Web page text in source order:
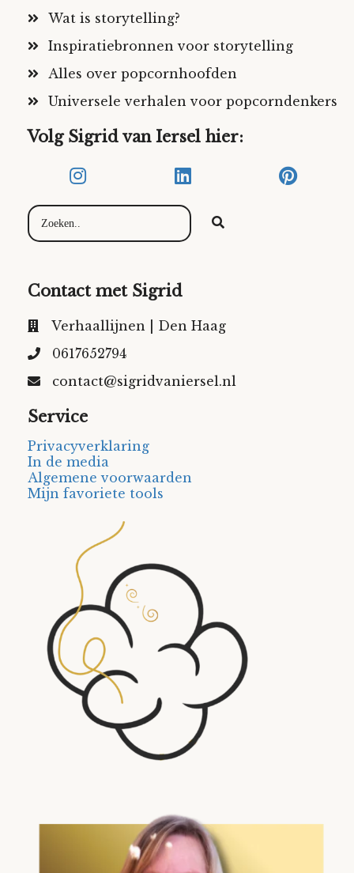
Wat is storytelling?
Inspiratiebronnen voor storytelling
Alles over popcornhoofden
Universele verhalen voor popcorndenkers
Volg Sigrid van Iersel hier:
Contact met Sigrid
Verhaallijnen | Den Haag
0617652794
contact@sigridvaniersel.nl
Service
Privacyverklaring
In de media
Algemene voorwaarden
Mijn favoriete tools